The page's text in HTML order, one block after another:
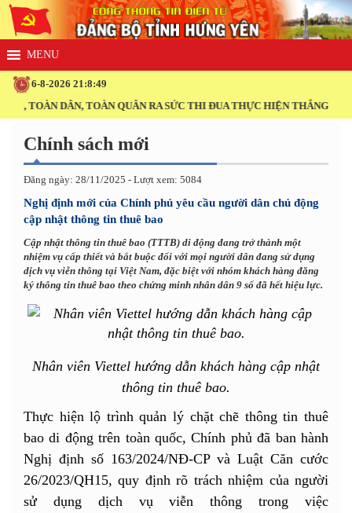
6-8-2026 21:8:49
TOÀN DÂN, TOÀN QUÂN RA SỨC THI ĐUA THỰC HIỆN THẮNG LỢI
Chính sách mới
Đăng ngày: 28/11/2025 - Lượt xem: 5084
Nghị định mới của Chính phủ yêu cầu người dân chủ động
cập nhật thông tin thuê bao
Cập nhật thông tin thuê bao (TTTB) di động đang trở thành một
nhiệm vụ cấp thiết và bắt buộc đối với mọi người dân đang sử dụng
dịch vụ viễn thông tại Việt Nam, đặc biệt với nhóm khách hàng đăng
ký thông tin thuê bao theo chứng minh nhân dân 9 số đã hết hiệu lực.
Nhân viên Viettel hướng dẫn khách hàng cập nhật
thông tin thuê bao.
Thực hiện lộ trình quản lý chặt chẽ thông tin thuê
bao di động trên toàn quốc, Chính phủ đã ban hành
Nghị định số 163/2024/NĐ-CP và Luật Căn cước
26/2023/QH15, quy định rõ trách nhiệm của người
sử dụng dịch vụ viễn thông trong việc